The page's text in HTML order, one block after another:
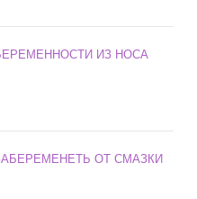
ИЗ НОСА
ОТ СМАЗКИ